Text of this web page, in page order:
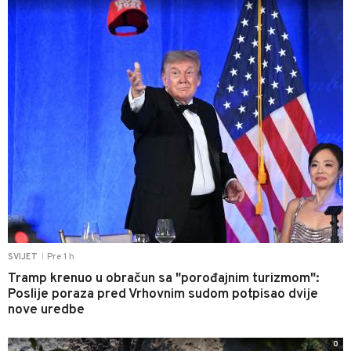
SVIJET Pre 1 h
Tramp krenuo u obračun sa "porođajnim turizmom":
Poslije poraza pred Vrhovnim sudom potpisao dvije
nove uredbe
0